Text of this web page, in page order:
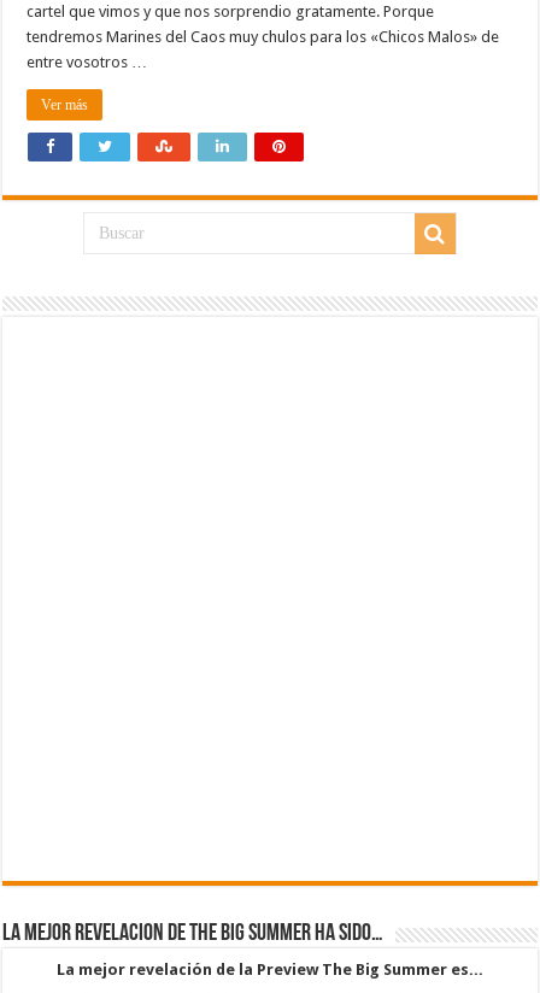
cartel que vimos y que nos sorprendio gratamente. Porque
tendremos Marines del Caos muy chulos para los «Chicos Malos» de
entre vosotros …
Ver más
La mejor revelacion de The Big Summer ha sido…
La mejor revelación de la Preview The Big Summer es...